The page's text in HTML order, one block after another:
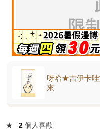
呀哈★吉伊卡哇
來
★ 2 個人喜歡